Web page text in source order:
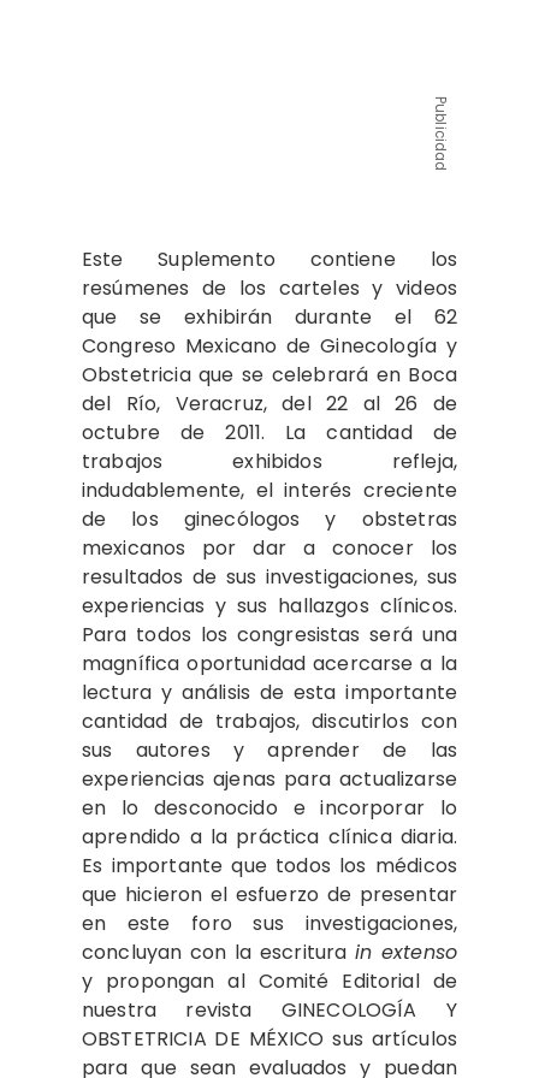
Publicidad
Este Suplemento contiene los
resúmenes de los carteles y videos
que se exhibirán durante el 62
Congreso Mexicano de Ginecología y
Obstetricia que se celebrará en Boca
del Río, Veracruz, del 22 al 26 de
octubre de 2011. La cantidad de
trabajos exhibidos refleja,
indudablemente, el interés creciente
de los ginecólogos y obstetras
mexicanos por dar a conocer los
resultados de sus investigaciones, sus
experiencias y sus hallazgos clínicos.
Para todos los congresistas será una
magnífica oportunidad acercarse a la
lectura y análisis de esta importante
cantidad de trabajos, discutirlos con
sus autores y aprender de las
experiencias ajenas para actualizarse
en lo desconocido e incorporar lo
aprendido a la práctica clínica diaria.
Es importante que todos los médicos
que hicieron el esfuerzo de presentar
en este foro sus investigaciones,
concluyan con la escritura in extenso
y propongan al Comité Editorial de
nuestra revista GINECOLOGÍA Y
OBSTETRICIA DE MÉXICO sus artículos
para que sean evaluados y puedan